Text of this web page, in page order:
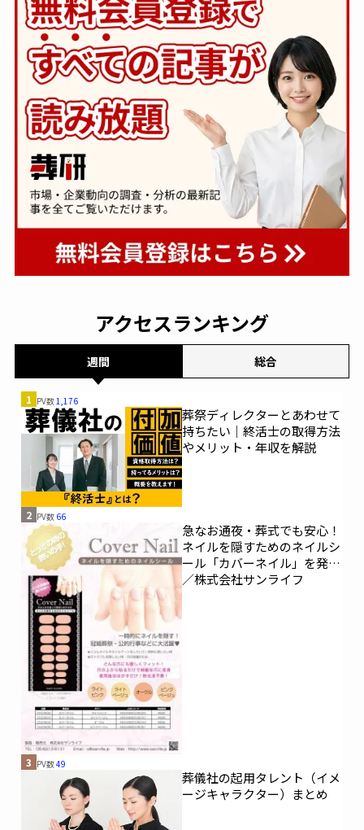
アクセスランキング
週間 総合
1 PV数1,176
葬祭ディレクターとあわせて
持ちたい｜終活士の取得方法
やメリット・年収を解説
2 PV数 66
急なお通夜・葬式でも安心！
ネイルを隠すためのネイルシ
ール「カバーネイル」を発売
／株式会社サンライフ
3 PV数49
葬儀社の起用タレント（イメ
ージキャラクター）まとめ